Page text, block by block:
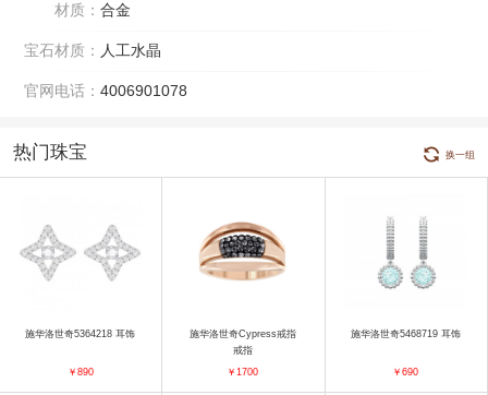
材质： 合金
宝石材质： 人工水晶
官网电话： 4006901078
热门珠宝 换一组
施华洛世奇5364218 耳饰
￥890
施华洛世奇Cypress戒指
戒指
￥1700
施华洛世奇5468719 耳饰
￥690